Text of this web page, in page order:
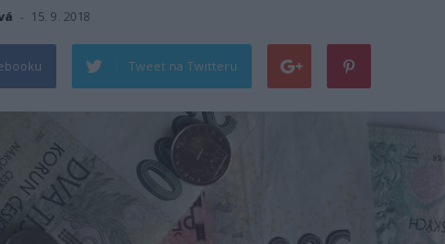
- 15. 9. 2018
Tweet na Twitteru